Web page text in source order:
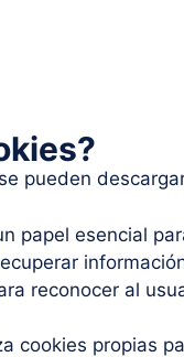
pueden
papel esencial
reconocer al
cookies propias